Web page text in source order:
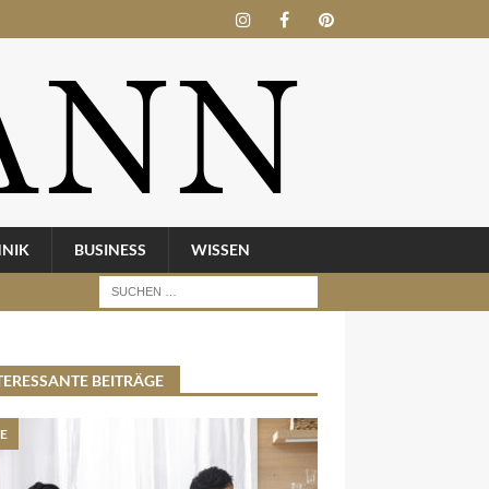
BUSINESS WISSEN
BEITRÄGE